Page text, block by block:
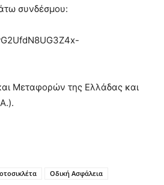
συνδέσμου:
Μεταφορών της Ελλάδας και
Οδική Ασφάλεια